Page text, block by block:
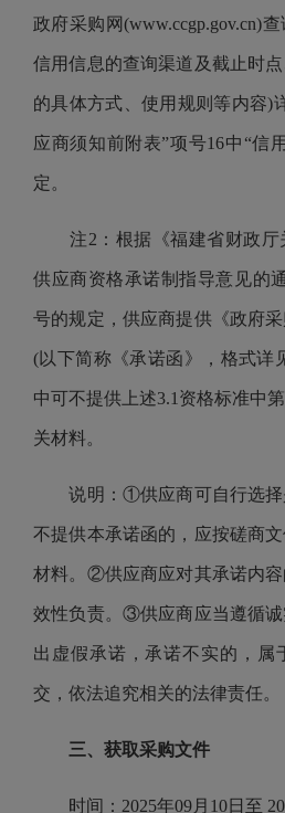
政府采购网(www.ccgp.gov.cn)
信用信息的查询渠道及截止时
的具体方式、使用规则等内容)
应商须知前附表”项号16中“信
定。
注2：根据《福建省财政厅
供应商资格承诺制指导意见的
号的规定，供应商提供《政府采
(以下简称《承诺函》，格式详
中可不提供上述3.1资格标准中
关材料。
说明：①供应商可自行选择
不提供本承诺函的，应按磋商
材料。②供应商应对其承诺内
效性负责。③供应商应当遵循
出虚假承诺，承诺不实的，属
交，依法追究相关的法律责任。
三、获取采购文件
时间：2025年09月10日至